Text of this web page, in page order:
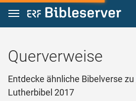
Zum Inhalt springen
Querverweise
Entdecke ähnliche Bibelverse zu
Lutherbibel 2017